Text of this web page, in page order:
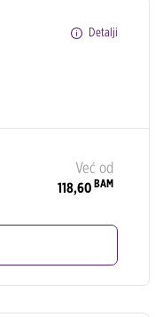
Detalji
Već od
118,60 BAM